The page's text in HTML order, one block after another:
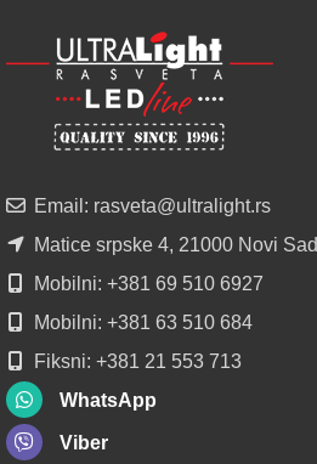
LED
PROFILI
TRIMLESS
DIFUZOROM
POGLEDAJ
Email: rasveta@ultralight.rs
Matice srpske 4, 21000 Novi Sad
Mobilni: +381 69 510 6927
Mobilni: +381 63 510 684
Fiksni: +381 21 553 713
WhatsApp
Viber